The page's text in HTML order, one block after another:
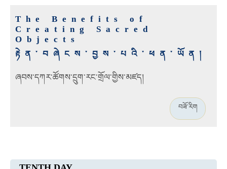
The Benefits of
Creating Sacred
Objects
རྟེན་བཞེངས་བྱས་པའི་ཕན་ཡོན།
ཞབས་དཀར་ཚོགས་དྲུག་རང་གྲོལ་གྱིས་མཛད།
བཟོ་རིག